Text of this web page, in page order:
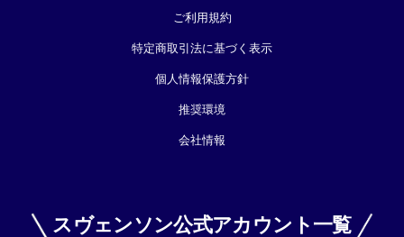
ご利用規約
特定商取引法に基づく表示
個人情報保護方針
推奨環境
会社情報
スヴェンソン公式アカウント一覧